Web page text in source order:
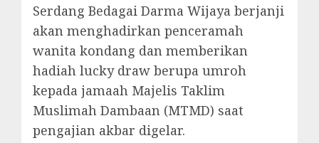
Serdang Bedagai Darma Wijaya berjanji
akan menghadirkan penceramah
wanita kondang dan memberikan
hadiah lucky draw berupa umroh
kepada jamaah Majelis Taklim
Muslimah Dambaan (MTMD) saat
pengajian akbar digelar.